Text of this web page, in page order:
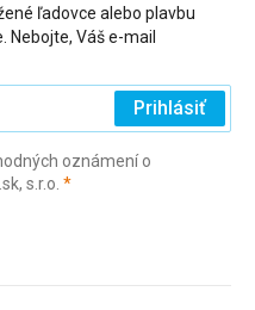
ľadovce alebo plavbu
Nebojte, Váš e-mail
Prihlásiť
oznámení o
s.r.o. *(povinné)